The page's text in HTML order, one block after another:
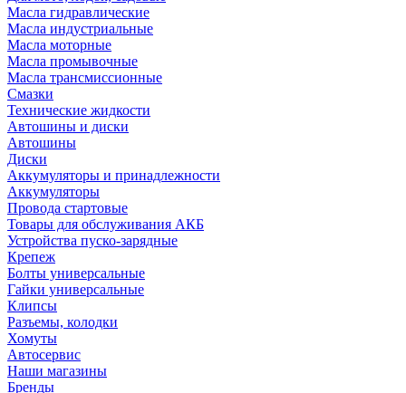
Масла гидравлические
Масла индустриальные
Масла моторные
Масла промывочные
Масла трансмиссионные
Смазки
Технические жидкости
Автошины и диски
Автошины
Диски
Аккумуляторы и принадлежности
Аккумуляторы
Провода стартовые
Товары для обслуживания АКБ
Устройства пуско-зарядные
Крепеж
Болты универсальные
Гайки универсальные
Клипсы
Разъемы, колодки
Хомуты
Автосервис
Наши магазины
Бренды